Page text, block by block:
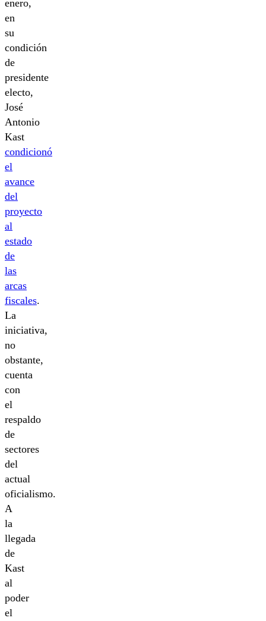
enero,
en
su
condición
de
presidente
electo,
José
Antonio
Kast
condicionó
el
avance
del
proyecto
al
estado
de
las
arcas
fiscales.
La
iniciativa,
no
obstante,
cuenta
con
el
respaldo
de
sectores
del
actual
oficialismo.
A
la
llegada
de
Kast
al
poder
el